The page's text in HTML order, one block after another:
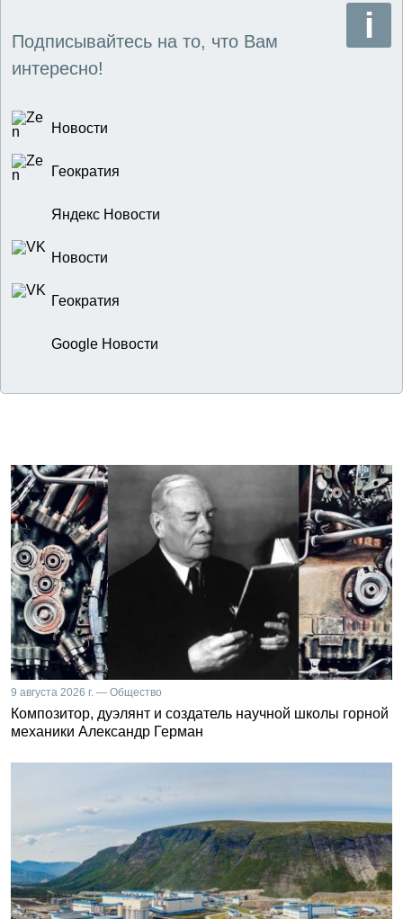
Подписывайтесь на то, что Вам
интересно!
Новости
Геократия
Яндекс Новости
Новости
Геократия
Google Новости
9 августа 2026 г. — Общество
Композитор, дуэлянт и создатель научной школы горной
механики Александр Герман